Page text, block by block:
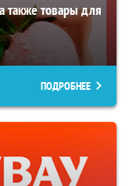
также товары для
ПОДРОБНЕЕ